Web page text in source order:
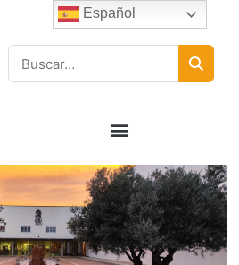
Español